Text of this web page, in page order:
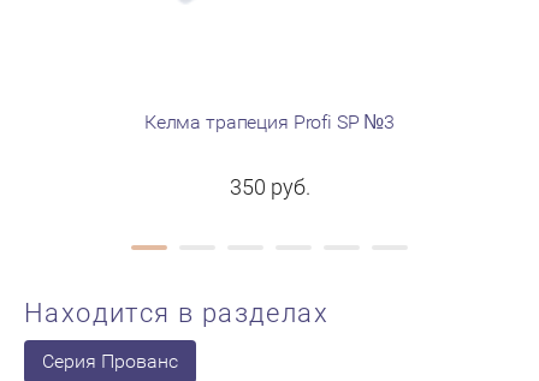
Келма трапеция Profi SP №3
350 руб.
Находится в разделах
Серия Прованс